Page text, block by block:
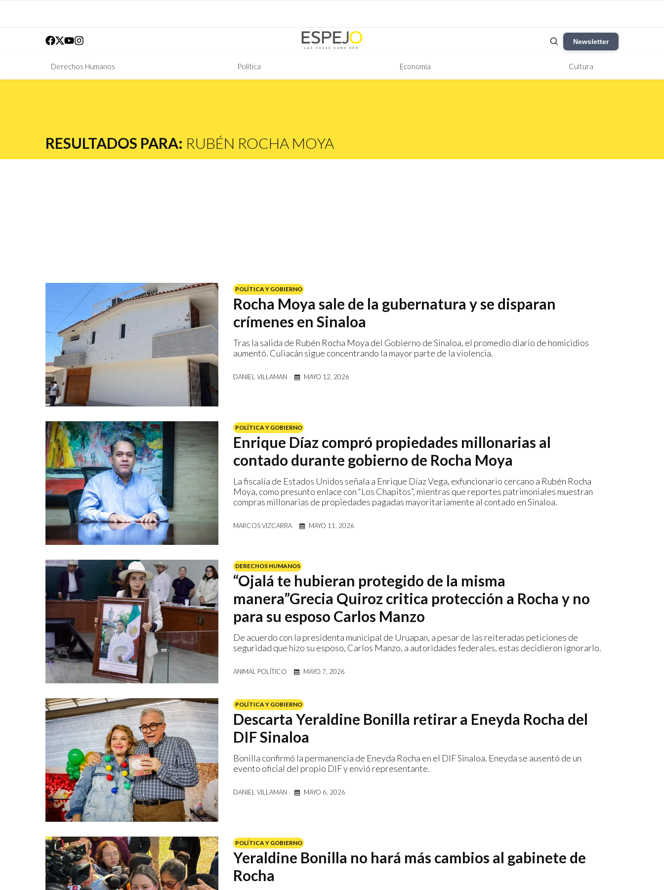
Newsletter
Derechos Humanos Política Economía Cultura
RESULTADOS PARA: RUBÉN ROCHA MOYA
POLÍTICA Y GOBIERNO
Rocha Moya sale de la gubernatura y se disparan
crímenes en Sinaloa
Tras la salida de Rubén Rocha Moya del Gobierno de Sinaloa, el promedio diario de homicidios
aumentó. Culiacán sigue concentrando la mayor parte de la violencia.
DANIEL VILLAMAN MAYO 12, 2026
POLÍTICA Y GOBIERNO
Enrique Díaz compró propiedades millonarias al
contado durante gobierno de Rocha Moya
La fiscalía de Estados Unidos señala a Enrique Díaz Vega, exfuncionario cercano a Rubén Rocha
Moya, como presunto enlace con “Los Chapitos”, mientras que reportes patrimoniales muestran
compras millonarias de propiedades pagadas mayoritariamente al contado en Sinaloa.
MARCOS VIZCARRA MAYO 11, 2026
DERECHOS HUMANOS
“Ojalá te hubieran protegido de la misma
manera”Grecia Quiroz critica protección a Rocha y no
para su esposo Carlos Manzo
De acuerdo con la presidenta municipal de Uruapan, a pesar de las reiteradas peticiones de
seguridad que hizo su esposo, Carlos Manzo, a autoridades federales, estas decidieron ignorarlo.
ANIMAL POLÍTICO MAYO 7, 2026
POLÍTICA Y GOBIERNO
Descarta Yeraldine Bonilla retirar a Eneyda Rocha del
DIF Sinaloa
Bonilla confirmó la permanencia de Eneyda Rocha en el DIF Sinaloa. Eneyda se ausentó de un
evento oficial del propio DIF y envió representante.
DANIEL VILLAMAN MAYO 6, 2026
POLÍTICA Y GOBIERNO
Yeraldine Bonilla no hará más cambios al gabinete de
Rocha